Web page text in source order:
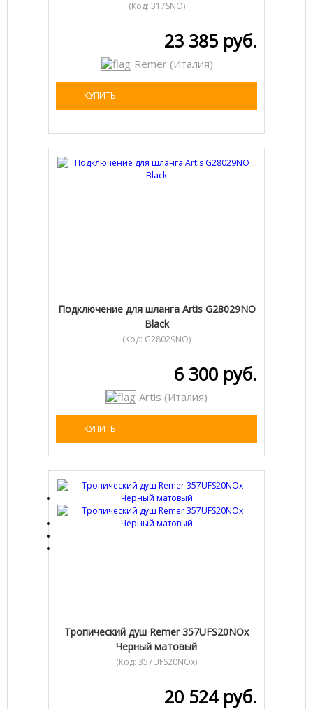
(Код: 317SNO)
23 385 руб.
Remer (Италия)
КУПИТЬ
Подключение для шланга Artis G28029NO
Black
(Код: G28029NO)
6 300 руб.
Artis (Италия)
КУПИТЬ
Тропический душ Remer 357UFS20NOx
Черный матовый
(Код: 357UFS20NOx)
20 524 руб.